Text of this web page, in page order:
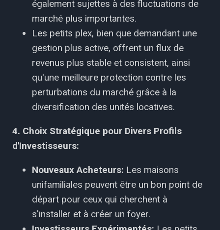
également sujettes à des fluctuations de
marché plus importantes.
Les petits plex, bien que demandant une
gestion plus active, offrent un flux de
revenus plus stable et consistent, ainsi
qu'une meilleure protection contre les
perturbations du marché grâce à la
diversification des unités locatives.
4. Choix Stratégique pour Divers Profils
d'Investisseurs:
Nouveaux Acheteurs: Les maisons
unifamiliales peuvent être un bon point de
départ pour ceux qui cherchent à
s'installer et à créer un foyer.